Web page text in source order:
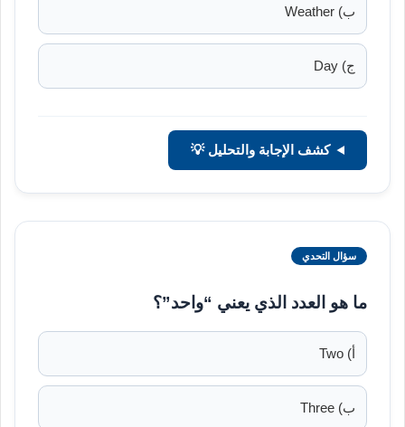
ب) Weather
ج) Day
كشف الإجابة والتحليل 💡
سؤال التحدي
ما هو العدد الذي يعني “واحد”؟
أ) Two
ب) Three